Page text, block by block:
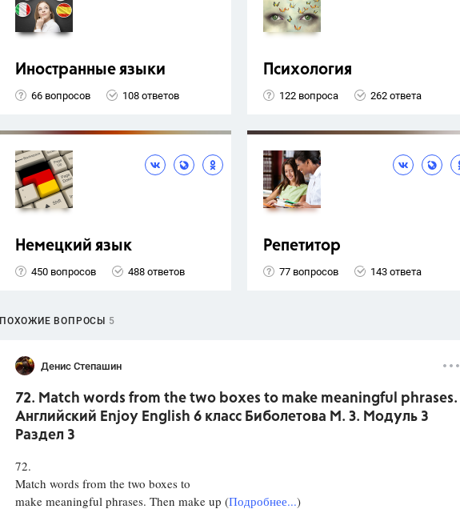
Иностранные языки
66 вопросов 108 ответов
Психология
122 вопроса 262 ответа
Немецкий язык
450 вопросов 488 ответов
Репетитор
77 вопросов 143 ответа
ПОХОЖИЕ ВОПРОСЫ 5
Денис Степашин
72. Match words from the two boxes to make meaningful phrases.
Английский Enjoy English 6 класс Биболетова М. З. Модуль 3
Раздел 3
72.
Match words from the two boxes to
make meaningful phrases. Then make up (Подробнее...)